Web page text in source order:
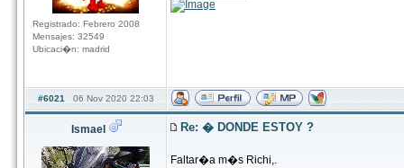
Registrado: Febrero 2008
Mensajes: 32549
Ubicaci�n: madrid
#6021 06 Nov 2020 22:03
Ismael Re: � DONDE ESTOY ?
Faltar�a m�s Richi,.